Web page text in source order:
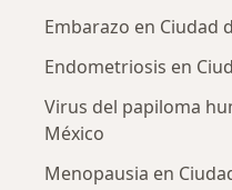
Embarazo en Ciudad
Endometriosis en
Virus del papiloma
México
Menopausia en